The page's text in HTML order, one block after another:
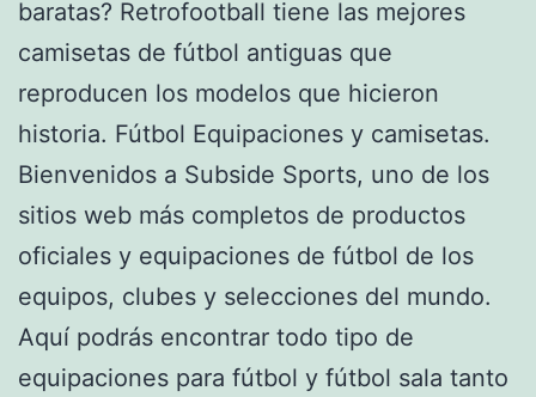
baratas? Retrofootball tiene las mejores
camisetas de fútbol antiguas que
reproducen los modelos que hicieron
historia. Fútbol Equipaciones y camisetas.
Bienvenidos a Subside Sports, uno de los
sitios web más completos de productos
oficiales y equipaciones de fútbol de los
equipos, clubes y selecciones del mundo.
Aquí podrás encontrar todo tipo de
equipaciones para fútbol y fútbol sala tanto